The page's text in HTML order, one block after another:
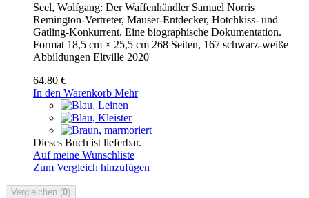
Seel, Wolfgang: Der Waffenhändler Samuel Norris
Remington-Vertreter, Mauser-Entdecker, Hotchkiss- und
Gatling-Konkurrent. Eine biographische Dokumentation.
Format 18,5 cm × 25,5 cm 268 Seiten, 167 schwarz-weiße
Abbildungen Eltville 2020
64.80 €
In den Warenkorb Mehr
Dieses Buch ist lieferbar.
Auf meine Wunschliste
Zum Vergleich hinzufügen
Vergleichen (0)